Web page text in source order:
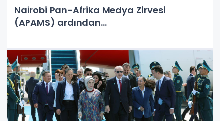
Nairobi Pan-Afrika Medya Zirvesi
(APAMS) ardından...